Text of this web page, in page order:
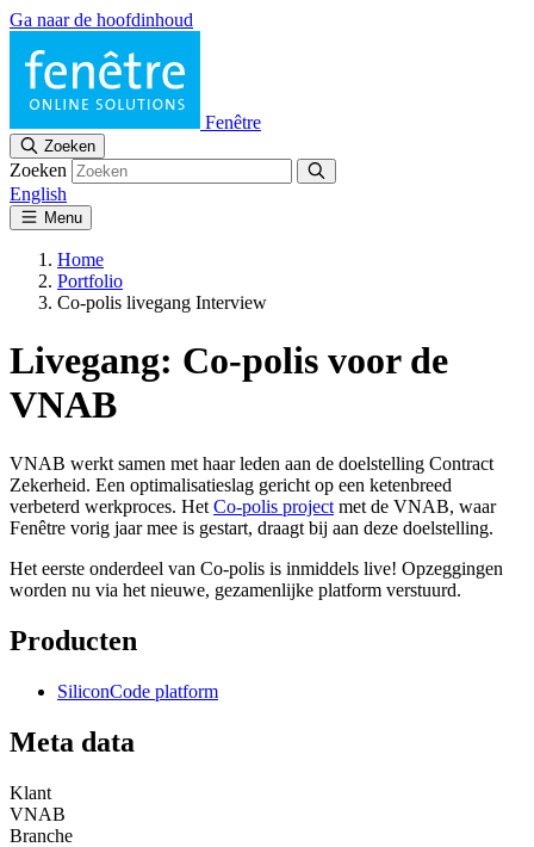
Ga naar de hoofdinhoud
Fenêtre
Zoeken
Zoeken
English
Menu
Home
Portfolio
Co-polis livegang Interview
Livegang: Co-polis voor de
VNAB
VNAB werkt samen met haar leden aan de doelstelling Contract
Zekerheid. Een optimalisatieslag gericht op een ketenbreed
verbeterd werkproces. Het Co-polis project met de VNAB, waar
Fenêtre vorig jaar mee is gestart, draagt bij aan deze doelstelling.
Het eerste onderdeel van Co-polis is inmiddels live! Opzeggingen
worden nu via het nieuwe, gezamenlijke platform verstuurd.
Producten
SiliconCode platform
Meta data
Klant
VNAB
Branche